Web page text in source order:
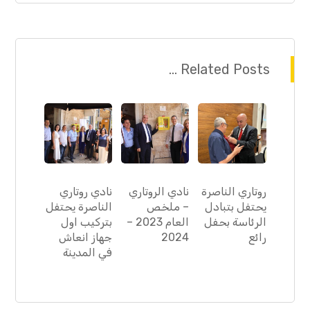
Related Posts ...
روتاري الناصرة
يحتفل بتبادل
الرئاسة بحفل
رائع
نادي الروتاري
– ملخص
العام 2023 –
2024
نادي روتاري
الناصرة يحتفل
بتركيب اول
جهاز انعاش
في المدينة